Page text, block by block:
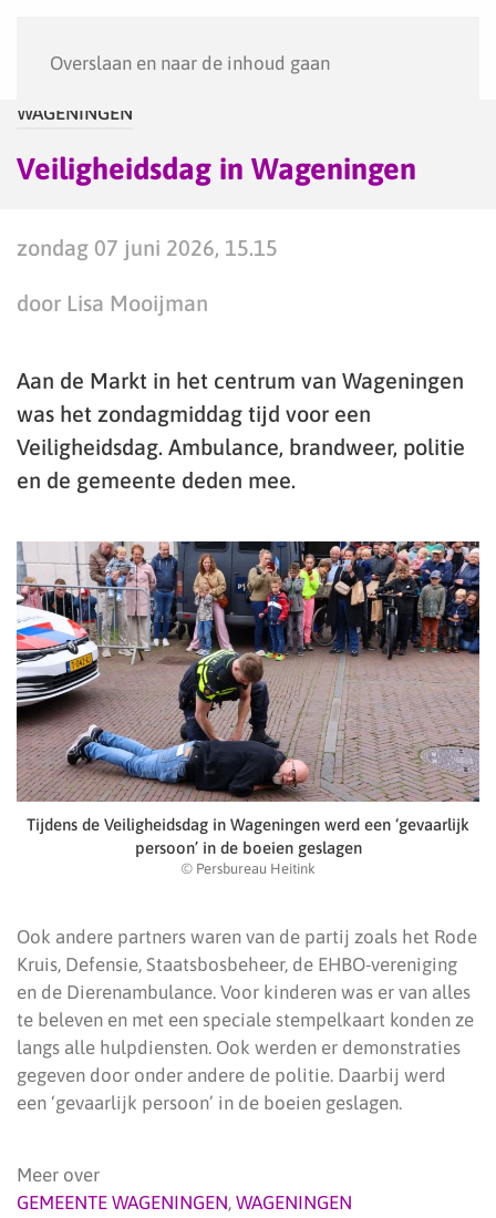
Overslaan en naar de inhoud gaan
WAGENINGEN
Veiligheidsdag in Wageningen
zondag 07 juni 2026, 15.15
door Lisa Mooijman
Aan de Markt in het centrum van Wageningen
was het zondagmiddag tijd voor een
Veiligheidsdag. Ambulance, brandweer, politie
en de gemeente deden mee.
Tijdens de Veiligheidsdag in Wageningen werd een ‘gevaarlijk
persoon’ in de boeien geslagen
© Persbureau Heitink
Ook andere partners waren van de partij zoals het Rode
Kruis, Defensie, Staatsbosbeheer, de EHBO-vereniging
en de Dierenambulance. Voor kinderen was er van alles
te beleven en met een speciale stempelkaart konden ze
langs alle hulpdiensten. Ook werden er demonstraties
gegeven door onder andere de politie. Daarbij werd
een ‘gevaarlijk persoon’ in de boeien geslagen.
Meer over
GEMEENTE WAGENINGEN, WAGENINGEN